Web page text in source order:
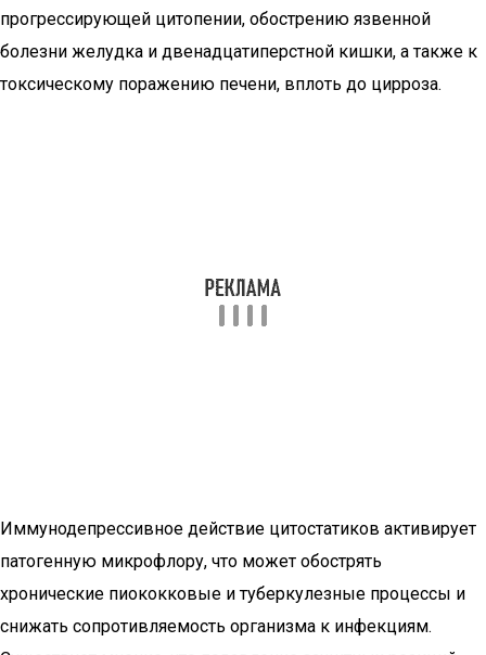
прогрессирующей цитопении, обострению язвенной
болезни желудка и двенадцатиперстной кишки, а также к
токсическому поражению печени, вплоть до цирроза.
Иммунодепрессивное действие цитостатиков активирует
патогенную микрофлору, что может обострять
хронические пиококковые и туберкулезные процессы и
снижать сопротивляемость организма к инфекциям.